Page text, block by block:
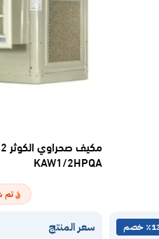
خصم
KAW1/2HPQA
تم
سعر المنتج